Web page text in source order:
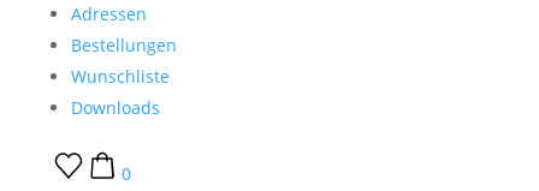
Adressen
Bestellungen
Wunschliste
Downloads
0